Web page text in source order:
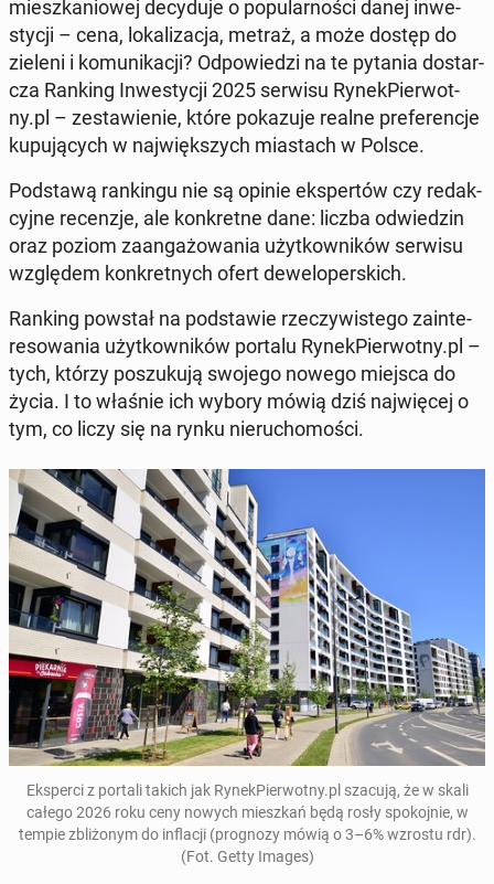
miesz­ka­nio­wej de­cy­du­je o po­pu­lar­no­ści danej in­we­
sty­cji – cena, lo­ka­li­za­cja, metraż, a może dostęp do
zieleni i ko­mu­ni­ka­cji? Od­po­wie­dzi na te pytania do­star­
cza Ranking In­we­sty­cji 2025 serwisu Ry­nek­Pier­wot­
ny.pl – ze­sta­wie­nie, które po­ka­zu­je realne pre­fe­ren­cje
ku­pu­ją­cych w naj­więk­szych mia­stach w Polsce.
Pod­sta­wą ran­kin­gu nie są opinie eks­per­tów czy re­dak­
cyj­ne re­cen­zje, ale kon­kret­ne dane: liczba od­wie­dzin
oraz poziom za­an­ga­żo­wa­nia użyt­kow­ni­ków serwisu
wzglę­dem kon­kret­nych ofert de­we­lo­per­skich.
Ranking powstał na pod­sta­wie rze­czy­wi­ste­go za­in­te­
re­so­wa­nia użyt­kow­ni­ków portalu Ry­nek­Pier­wot­ny.pl –
tych, którzy po­szu­ku­ją swojego nowego miejsca do
życia. I to właśnie ich wybory mówią dziś naj­wię­cej o
tym, co liczy się na rynku nie­ru­cho­mo­ści.
Eks­per­ci z portali takich jak Ry­nek­Pier­wot­ny.pl szacują, że w skali
całego 2026 roku ceny nowych miesz­kań będą rosły spo­koj­nie, w
tempie zbli­żo­nym do in­fla­cji (pro­gno­zy mówią o 3–6% wzrostu rdr).
(Fot. Getty Images)